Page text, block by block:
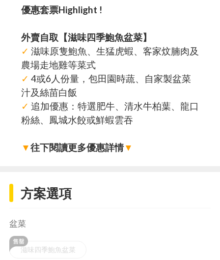
優惠套票Highlight !
外賣自取【滋味四季鮑魚盆菜】
✓ 滋味原隻鮑魚、生猛虎蝦、客家炆腩肉及
農場走地雞等菜式
✓ 4或6人份量，包田園時蔬、自家製盆菜
汁及絲苗白飯
✓ 追加優惠：特選肥牛、清水牛柏葉、龍口
粉絲、鳳城水餃或鮮蝦雲吞
▼往下閱讀更多優惠詳情▼
方案選項
盆菜
滋味四季鮑魚盆菜